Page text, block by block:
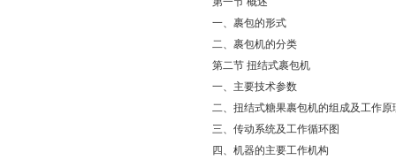
一、裹包的形式
二、裹包机的分类
第二节 扭结式裹包机
一、主要技术参数
二、扭结式糖果裹包机的组成及工作原
三、传动系统及工作循环图
四、机器的主要工作机构